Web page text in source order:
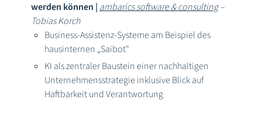
werden können | ambarics software & consulting–
Tobias Korch
Business-Assistenz-Systeme am Beispiel des
hausinternen „Saibot"
KI als zentraler Baustein einer nachhaltigen
Unternehmensstrategie inklusive Blick auf
Haftbarkeit und Verantwortung